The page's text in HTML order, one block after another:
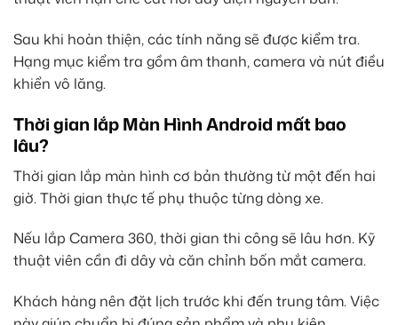
Sau khi hoàn thiện, các tính năng sẽ được kiểm tra.
Hạng mục kiểm tra gồm âm thanh, camera và nút điều
khiển vô lăng.
Thời gian lắp Màn Hình Android mất bao
lâu?
Thời gian lắp màn hình cơ bản thường từ một đến hai
giờ. Thời gian thực tế phụ thuộc từng dòng xe.
Nếu lắp Camera 360, thời gian thi công sẽ lâu hơn. Kỹ
thuật viên cần đi dây và căn chỉnh bốn mắt camera.
Khách hàng nên đặt lịch trước khi đến trung tâm. Việc